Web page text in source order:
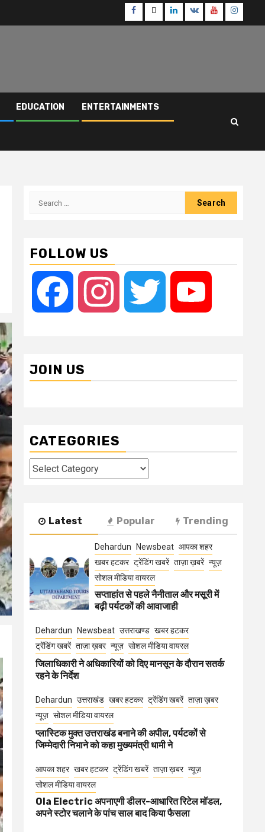
Facebook
TwitterLinkedin
VK Youtube
EDUCATION ENTERTAINMENTS
Search
FOLLOW US
Facebook Instagram Twitter
JOIN US
CATEGORIES
Categories
Latest Popular Trending
Dehardun Newsbeat आपका शहर
खबर हटकर ट्रेंडिंग खबरें ताज़ा ख़बरें न्यूज़
सोशल मीडिया वायरल
सप्ताहांत से पहले नैनीताल और मसूरी में
बढ़ी पर्यटकों की आवाजाही
Dehardun Newsbeat उत्तराखण्ड खबर हटकर
ट्रेंडिंग खबरें ताज़ा ख़बर न्यूज़ सोशल मीडिया वायरल
जिलाधिकारी ने अधिकारियों को दिए मानसून के दौरान सतर्क
रहने के निर्देश
Dehardun उत्तराखंड खबर हटकर ट्रेंडिंग खबरें ताज़ा ख़बर
न्यूज़ सोशल मीडिया वायरल
प्लास्टिक मुक्त उत्तराखंड बनाने की अपील, पर्यटकों से
जिम्मेदारी निभाने को कहा मुख्यमंत्री धामी ने
आपका शहर खबर हटकर ट्रेंडिंग खबरें ताज़ा ख़बर न्यूज़
सोशल मीडिया वायरल
Ola Electric अपनाएगी डीलर-आधारित रिटेल मॉडल,
अपने स्टोर चलाने के पांच साल बाद किया फैसला